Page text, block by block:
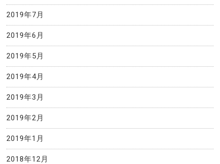
2019年7月
2019年6月
2019年5月
2019年4月
2019年3月
2019年2月
2019年1月
2018年12月